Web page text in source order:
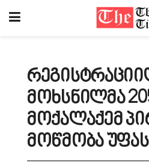
მოხსნილმა
მოქალაქემ
მოწმობა